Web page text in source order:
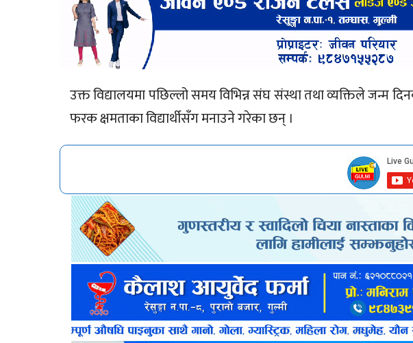
उक्त विद्यालयमा पछिल्लो समय विभिन्न संघ संस्था तथा व्यक्तिले जन्म
फरक क्षमताका विद्यार्थीसँग मनाउने गरेका छन् ।